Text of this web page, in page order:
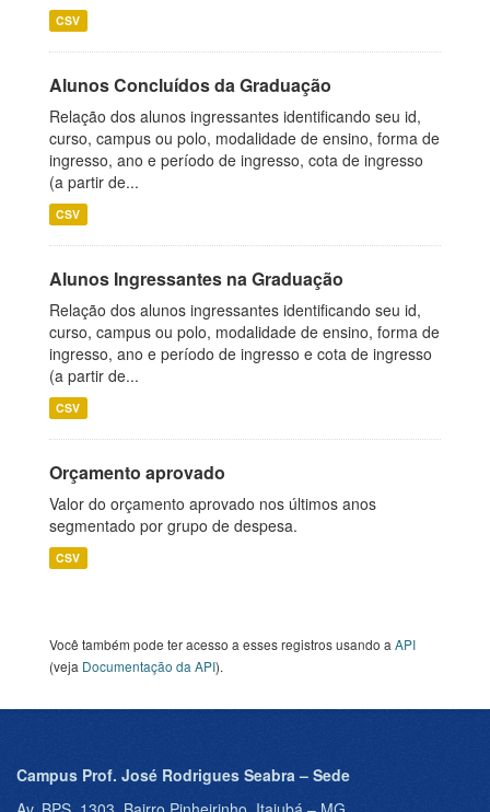
CSV
Alunos Concluídos da Graduação
Relação dos alunos ingressantes identificando seu id,
curso, campus ou polo, modalidade de ensino, forma de
ingresso, ano e período de ingresso, cota de ingresso
(a partir de...
CSV
Alunos Ingressantes na Graduação
Relação dos alunos ingressantes identificando seu id,
curso, campus ou polo, modalidade de ensino, forma de
ingresso, ano e período de ingresso e cota de ingresso
(a partir de...
CSV
Orçamento aprovado
Valor do orçamento aprovado nos últimos anos
segmentado por grupo de despesa.
CSV
Você também pode ter acesso a esses registros usando a API
(veja Documentação da API).
Campus Prof. José Rodrigues Seabra – Sede